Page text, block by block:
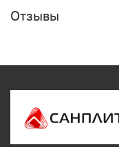
Отзывы